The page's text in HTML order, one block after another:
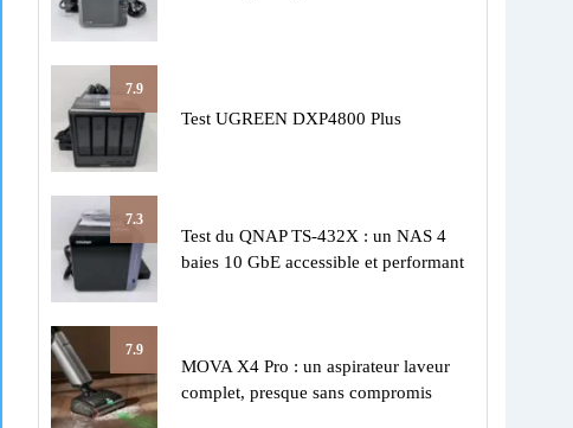
7.9
Test UGREEN DXP4800 Plus
7.3
Test du QNAP TS-432X : un NAS 4
baies 10 GbE accessible et performant
7.9
MOVA X4 Pro : un aspirateur laveur
complet, presque sans compromis